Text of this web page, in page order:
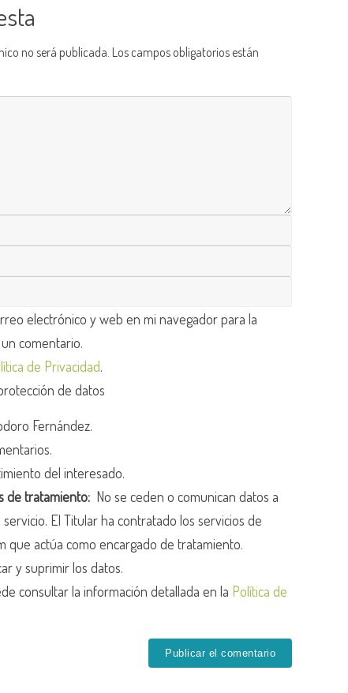
no será publicada. Los campos obligatorios están
electrónico y web en mi navegador para la
comentario.
de Privacidad.
de datos
Fernández.
del interesado.
de tratamiento: No se ceden o comunican datos a
El Titular ha contratado los servicios de
que actúa como encargado de tratamiento.
y suprimir los datos.
consultar la información detallada en la Política de